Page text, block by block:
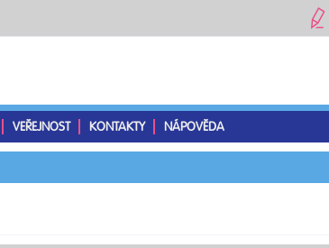
VEŘEJNOST KONTAKTY NÁPOVĚDA